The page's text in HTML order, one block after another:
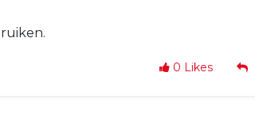
0 Likes